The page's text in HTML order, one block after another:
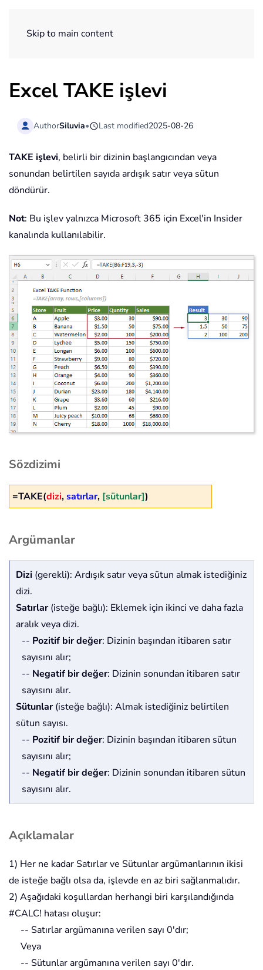
Skip to main content
Excel TAKE işlevi
AuthorSiluvia• Last modified2025-08-26
TAKE işlevi, belirli bir dizinin başlangıcından veya
sonundan belirtilen sayıda ardışık satır veya sütun
döndürür.
Not: Bu işlev yalnızca Microsoft 365 için Excel'in Insider
kanalında kullanılabilir.
Sözdizimi
=TAKE(dizi,satırlar, [sütunlar])
Argümanlar
Dizi (gerekli): Ardışık satır veya sütun almak istediğiniz
dizi.
Satırlar(isteğe bağlı): Eklemek için ikinci ve daha fazla
aralık veya dizi.
-- Pozitif bir değer: Dizinin başından itibaren satır
sayısını alır;
-- Negatif bir değer: Dizinin sonundan itibaren satır
sayısını alır.
Sütunlar(isteğe bağlı): Almak istediğiniz belirtilen
sütun sayısı.
-- Pozitif bir değer: Dizinin başından itibaren sütun
sayısını alır;
-- Negatif bir değer: Dizinin sonundan itibaren sütun
sayısını alır.
Açıklamalar
1) Her ne kadar Satırlar ve Sütunlar argümanlarının ikisi
de isteğe bağlı olsa da, işlevde en az biri sağlanmalıdır.
2) Aşağıdaki koşullardan herhangi biri karşılandığında
#CALC! hatası oluşur:
-- Satırlar argümanına verilen sayı 0'dır;
Veya
-- Sütunlar argümanına verilen sayı 0'dır.